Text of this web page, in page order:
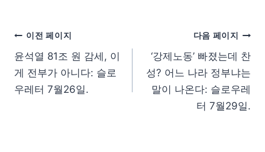
이전 페이지
윤석열 81조 원 감세, 이
게 전부가 아니다: 슬로
우레터 7월26일.
다음 페이지
‘강제노동’ 빠졌는데 찬
성? 어느 나라 정부냐는
말이 나온다: 슬로우레
터 7월29일.